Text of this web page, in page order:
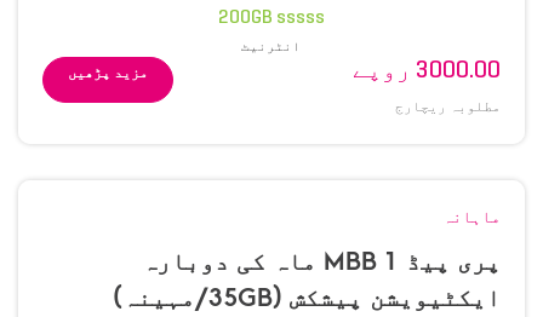
200GB sssss
انٹرنیٹ
3000.00 روپے
مطلوبہ ریچارج
مزید پڑھیں
ماہانہ
پری پیڈ MBB 1 ماہ کی دوبارہ
ایکٹیویشن پیشکش (35GB/مہینہ)